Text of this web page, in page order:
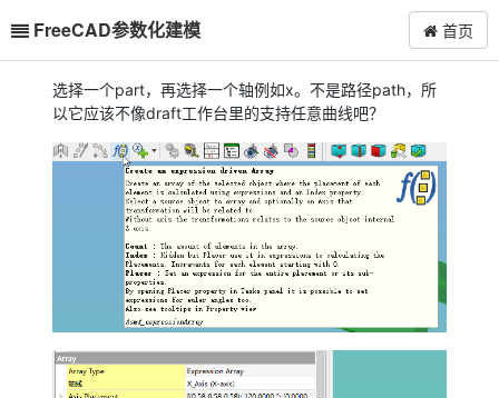
FreeCAD参数化建模 首页
选择一个part，再选择一个轴例如x。不是路径path，所
以它应该不像draft工作台里的支持任意曲线吧？